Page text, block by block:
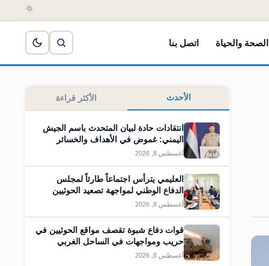
الصحة والحياة اتصل بنا
الأحدث الأكثر قراءة
انتقادات حادة لبيان المتحدث باسم الجيش
اليمني: غموض في الأهداف والخسائر
أغسطس 8, 2026
العليمي يترأس اجتماعاً طارئاً لمجلس
الدفاع الوطني لمواجهة تصعيد الحوثيين
أغسطس 8, 2026
قوات دفاع شبوة تقصف مواقع الحوثيين في
حريب ومواجهات في الساحل الغربي
أغسطس 8, 2026